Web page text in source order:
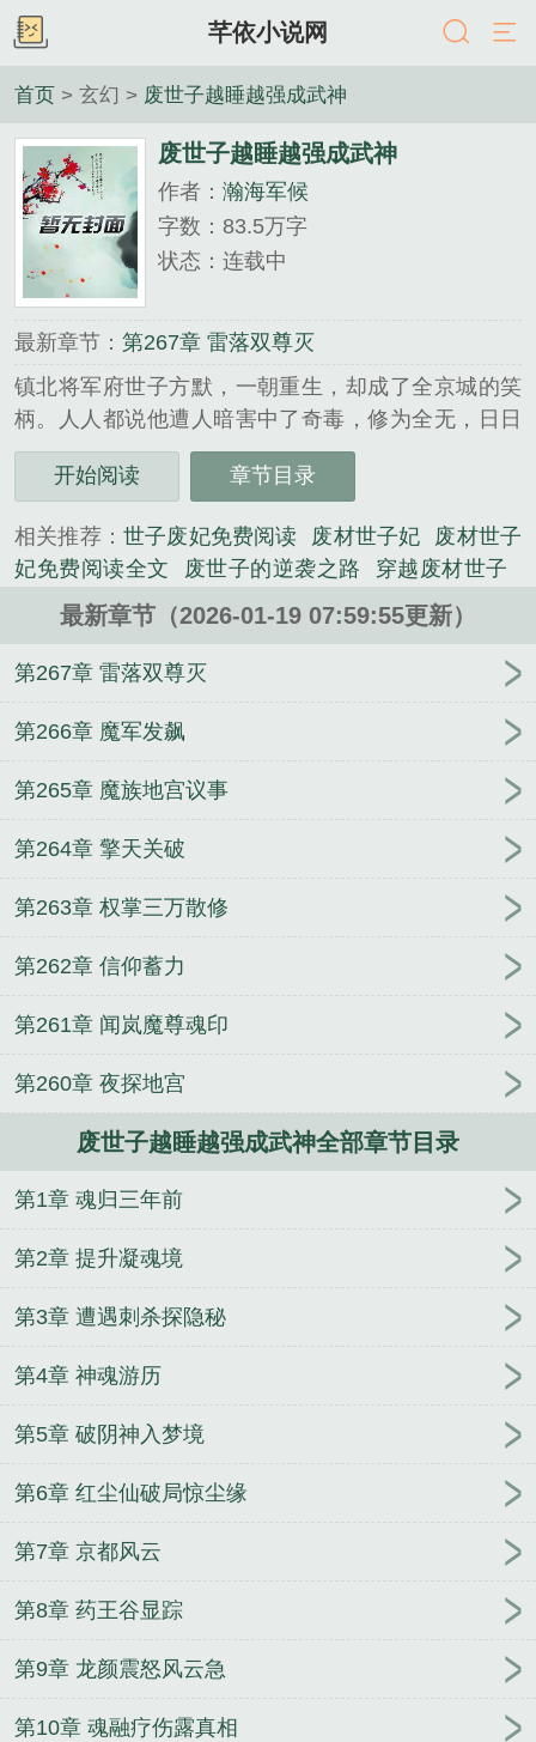
芊依小说网
首页 > 玄幻 > 废世子越睡越强成武神
废世子越睡越强成武神
作者： 瀚海军候
字数：83.5万字
状态：连载中
最新章节： 第267章 雷落双尊灭
镇北将军府世子方默，一朝重生，却成了全京城的笑
柄。人人都说他遭人暗害中了奇毒，修为全无，日日
昏睡不起，连站都站不稳，是个彻头彻尾的“睡虫废
柴”。将军府为他忧心，敌家看他笑话，连昔日婚约都
不是中毒虚弱，而是绑定了“神魂自强系统”！别人修
炼靠打坐苦修，他倒好，只要闭上眼睡觉，神魂就自
动疯狂变强，一天一个新境界！表面上，他是卧床不
涛骇浪；遇危机？神魂出窍如入无人之境，悄无声息
入梦、种下心念，化身为“红尘仙”，让千万百姓拜
服，信仰之力滚滚而来；战沙场？神魂法身从天而
降，一出手便横扫千军，吓得四国联军丢盔弃甲溃逃
千里；聚势力？分魂化身工具人，或执掌商会聚敛财
亲朋？神魂融入亲友体内，助他们突破境界瓶颈，一
随手放出一缕神魂，便吓得震得整个八荒世界为之颤
《废世子越睡越强成武神》是瀚海军候精心创作的玄
开始阅读 章节目录
相关推荐： 世子废妃免费阅读 废材世子妃
废材世子
妃免费阅读全文
废世子的逆袭之路
穿越废材世子
穿越成废柴世子剧集 废世子逆袭短剧免费观看
是废物皇子的
穿越成废物世子
穿越成废柴世子的
穿越废物世子 废物世子的逆袭
废柴世子竟是将星短
废材世子是最强武帝
废世子比喻什么
又狠 废才世子翻盘 废物世子觉醒
开局三国从赵云
从退伍军人走上权力之路
从青楼萌妹到乞儿国风主
医路青云：从小医生到权力之巅！
千亿总裁宠妻成
狂
穿越万界：神功自动满级
最新章节（2026-01-19 07:59:55更新）
第267章 雷落双尊灭
第266章 魔军发飙
第265章 魔族地宫议事
第264章 擎天关破
第263章 权掌三万散修
第262章 信仰蓄力
第261章 闻岚魔尊魂印
第260章 夜探地宫
废世子越睡越强成武神全部章节目录
第1章 魂归三年前
第2章 提升凝魂境
第3章 遭遇刺杀探隐秘
第4章 神魂游历
第5章 破阴神入梦境
第6章 红尘仙破局惊尘缘
第7章 京都风云
第8章 药王谷显踪
第9章 龙颜震怒风云急
第10章 魂融疗伤露真相